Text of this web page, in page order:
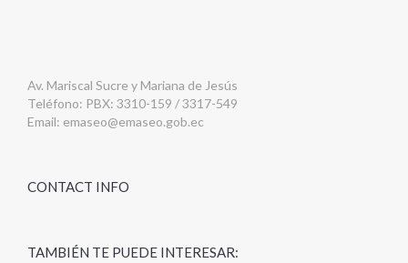
Av. Mariscal Sucre y Mariana de Jesús
Teléfono: PBX: 3310-159 / 3317-549
Email: emaseo@emaseo.gob.ec
CONTACT INFO
TAMBIÉN TE PUEDE INTERESAR: